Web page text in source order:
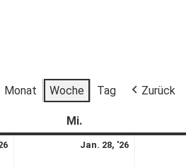
Monat Woche Tag Zurück
Mi.
Jan. 28, '26